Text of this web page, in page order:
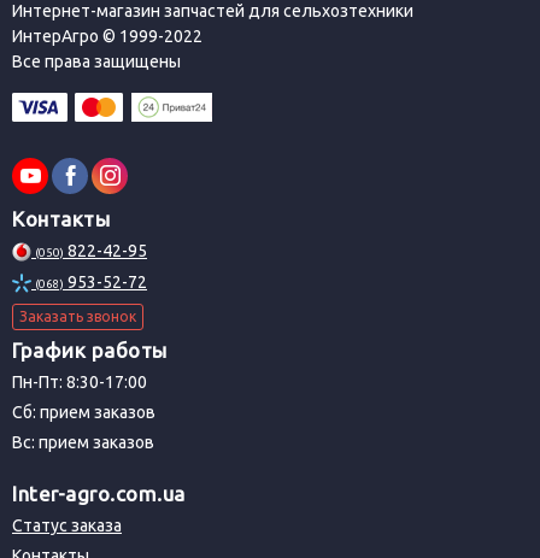
Интернет-магазин запчастей для сельхозтехники
ИнтерАгро © 1999-2022
Все права защищены
Контакты
(050) 822-42-95
(068) 953-52-72
Заказать звонок
График работы
Пн-Пт: 8:30-17:00
Сб: прием заказов
Вс: прием заказов
Inter-agro.com.ua
Статус заказа